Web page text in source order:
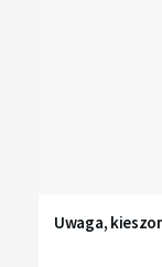
Uwaga,